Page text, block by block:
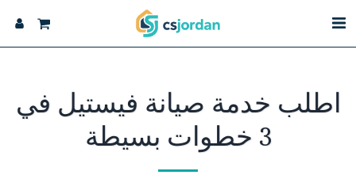
اطلب خدمة صيانة فيستيل في
3 خطوات بسيطة